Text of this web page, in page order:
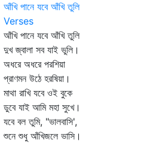
আঁখি পানে যবে আঁখি তুলি
Verses
আঁখি পানে যবে আঁখি তুলি
দুখ জ্বালা সব যাই ভুলি।
অধরে অধরে পরশিয়া
প্রাণমন উঠে হরষিয়া।
মাথা রাখি যবে ওই বুকে
ডুবে যাই আমি মহা সুখে।
যবে বল তুমি, "ভালবাসি',
শুনে শুধু আঁখিজলে ভাসি।